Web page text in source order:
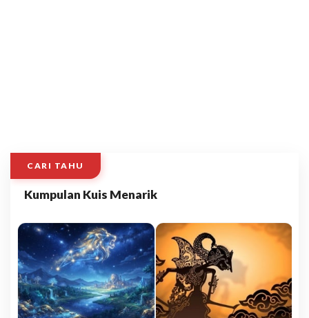
CARI TAHU
Kumpulan Kuis Menarik